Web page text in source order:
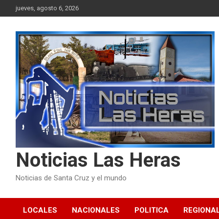
to
jueves, agosto 6, 2026
Noticias Las Heras
Noticias de Santa Cruz y el mundo
LOCALES NACIONALES POLITICA